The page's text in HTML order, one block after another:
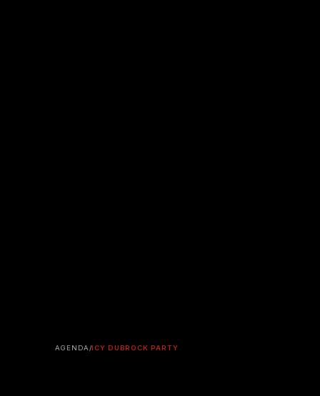
AGENDA /ICY DUBROCK PARTY